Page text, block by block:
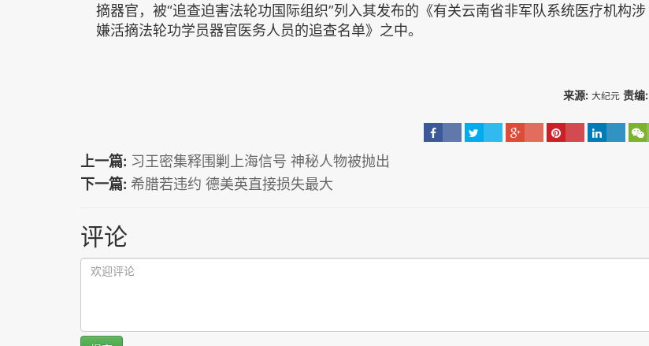
摘器官，被“追查迫害法轮功国际组织”列入其发布的《有关云南省非军队系统医疗机构涉
嫌活摘法轮功学员器官医务人员的追查名单》之中。
来源: 大纪元 责编:
上一篇: 习王密集释围剿上海信号 神秘人物被抛出
下一篇: 希腊若违约 德美英直接损失最大
评论